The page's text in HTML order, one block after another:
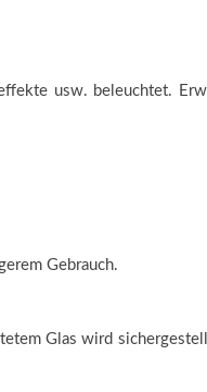
usw. beleuchtet.
Gebrauch.
Glas wird